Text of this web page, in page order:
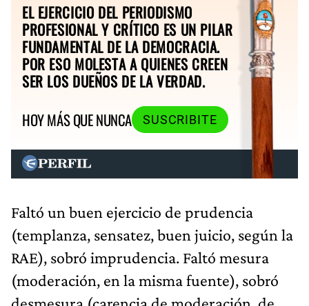
EL EJERCICIO DEL PERIODISMO
PROFESIONAL Y CRÍTICO ES UN PILAR
FUNDAMENTAL DE LA DEMOCRACIA.
POR ESO MOLESTA A QUIENES CREEN
SER LOS DUEÑOS DE LA VERDAD.
HOY MÁS QUE NUNCA
SUSCRIBITE
Faltó un buen ejercicio de prudencia
(templanza, sensatez, buen juicio, según la
RAE), sobró imprudencia. Faltó mesura
(moderación, en la misma fuente), sobró